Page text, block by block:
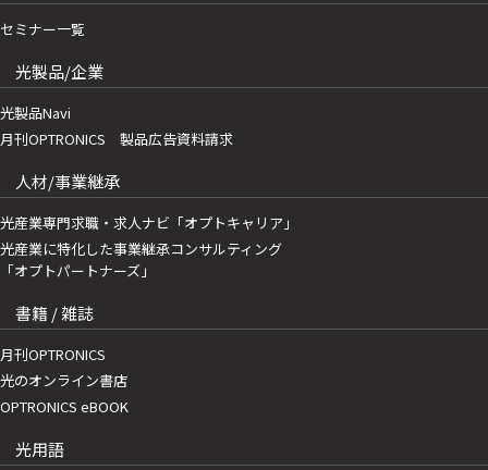
セミナー一覧
光製品/企業
光製品Navi
月刊OPTRONICS 製品広告資料請求
人材/事業継承
光産業専門求職・求人ナビ「オプトキャリア」
光産業に特化した事業継承コンサルティング
「オプトパートナーズ」
書籍 / 雑誌
月刊OPTRONICS
光のオンライン書店
OPTRONICS eBOOK
光用語